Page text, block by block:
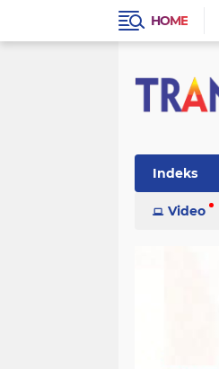
HOME
Indeks
ketapang
Video